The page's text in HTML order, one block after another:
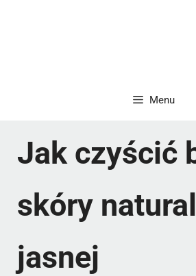
Menu
Jak czyścić
skóry
jasnej